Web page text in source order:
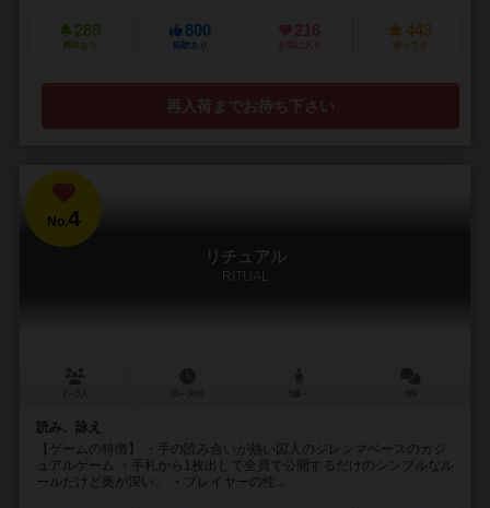
289
興味あり
800
経験あり
216
お気に入り
443
持ってる
再入荷までお待ち下さい
No.4
リチュアル
RITUAL
読み、詠え
【ゲームの特徴】 ・手の読み合いが熱い囚人のジレンマベースのカジ
ュアルゲーム ・手札から1枚出して全員で公開するだけのシンプルなル
ールだけど奥が深い。 ・プレイヤーの性...